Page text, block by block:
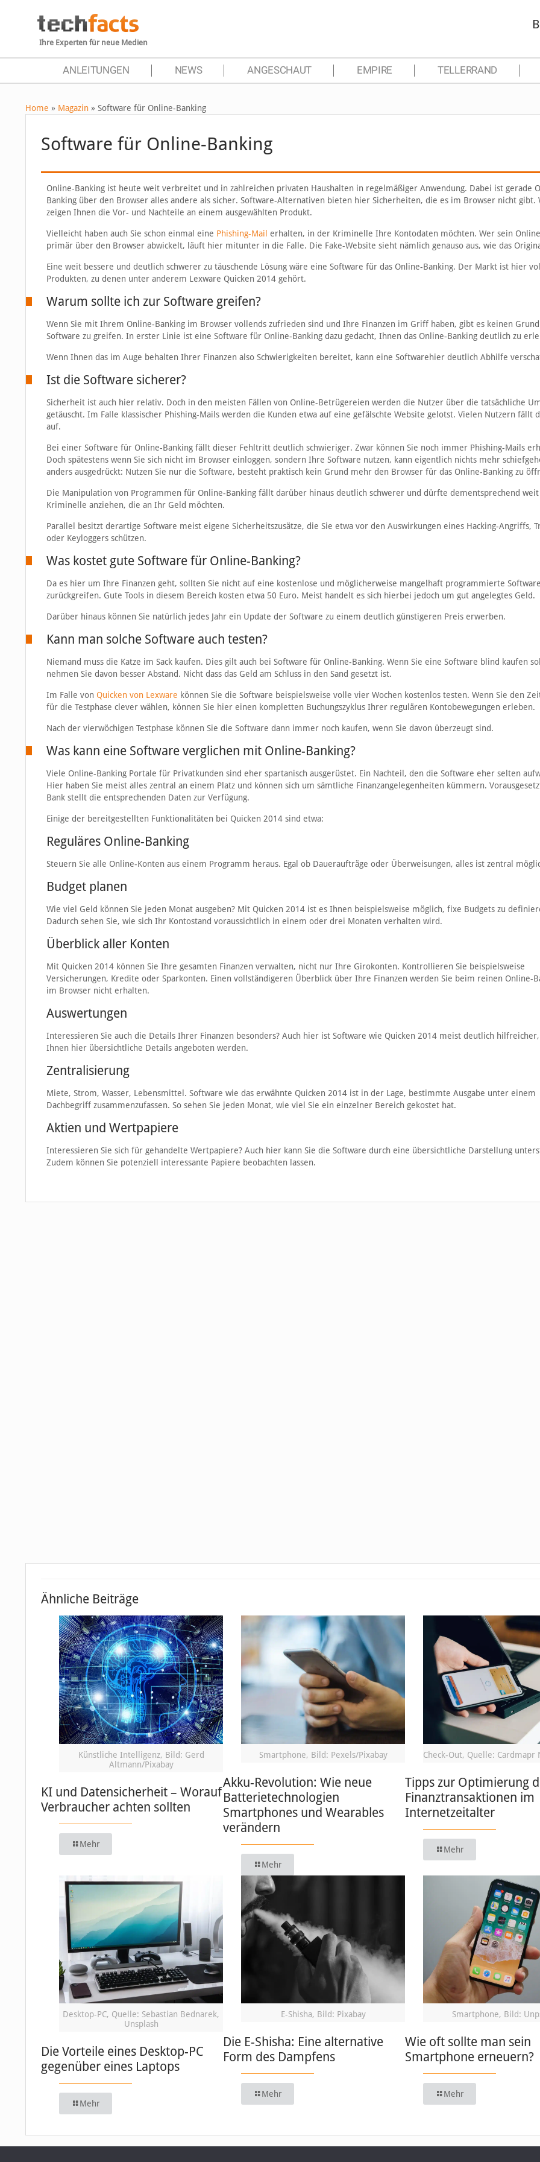
Ihre Experten für neue Medien
ANLEITUNGEN NEWS ANGESCHAUT EMPIRE TELLERRAND
Home » Magazin » Software für Online-Banking
Software für Online-Banking
Online-Banking ist heute weit verbreitet und in zahlreichen privaten Haushalten in regelmäßiger Anwendung. Dabei ist gerade
Banking über den Browser alles andere als sicher. Software-Alternativen bieten hier Sicherheiten, die es im Browser nicht gibt.
zeigen Ihnen die Vor- und Nachteile an einem ausgewählten Produkt.
Vielleicht haben auch Sie schon einmal eine Phishing-Mail erhalten, in der Kriminelle Ihre Kontodaten möchten. Wer sein
primär über den Browser abwickelt, läuft hier mitunter in die Falle. Die Fake-Website sieht nämlich genauso aus, wie das
Eine weit bessere und deutlich schwerer zu täuschende Lösung wäre eine Software für das Online-Banking. Der Markt ist hier
Produkten, zu denen unter anderem Lexware Quicken 2014 gehört.
Warum sollte ich zur Software greifen?
Wenn Sie mit Ihrem Online-Banking im Browser vollends zufrieden sind und Ihre Finanzen im Griff haben, gibt es keinen
Software zu greifen. In erster Linie ist eine Software für Online-Banking dazu gedacht, Ihnen das Online-Banking deutlich zu
Wenn Ihnen das im Auge behalten Ihrer Finanzen also Schwierigkeiten bereitet, kann eine Softwarehier deutlich Abhilfe
Ist die Software sicherer?
Sicherheit ist auch hier relativ. Doch in den meisten Fällen von Online-Betrügereien werden die Nutzer über die tatsächliche
getäuscht. Im Falle klassischer Phishing-Mails werden die Kunden etwa auf eine gefälschte Website gelotst. Vielen Nutzern fällt
auf.
Bei einer Software für Online-Banking fällt dieser Fehltritt deutlich schwieriger. Zwar können Sie noch immer Phishing-Mails
Doch spätestens wenn Sie sich nicht im Browser einloggen, sondern Ihre Software nutzen, kann eigentlich nichts mehr
anders ausgedrückt: Nutzen Sie nur die Software, besteht praktisch kein Grund mehr den Browser für das Online-Banking zu
Die Manipulation von Programmen für Online-Banking fällt darüber hinaus deutlich schwerer und dürfte dementsprechend
Kriminelle anziehen, die an Ihr Geld möchten.
Parallel besitzt derartige Software meist eigene Sicherheitszusätze, die Sie etwa vor den Auswirkungen eines Hacking-Angriffs,
oder Keyloggers schützen.
Was kostet gute Software für Online-Banking?
Da es hier um Ihre Finanzen geht, sollten Sie nicht auf eine kostenlose und möglicherweise mangelhaft programmierte Software
zurückgreifen. Gute Tools in diesem Bereich kosten etwa 50 Euro. Meist handelt es sich hierbei jedoch um gut angelegtes Geld.
Darüber hinaus können Sie natürlich jedes Jahr ein Update der Software zu einem deutlich günstigeren Preis erwerben.
Kann man solche Software auch testen?
Niemand muss die Katze im Sack kaufen. Dies gilt auch bei Software für Online-Banking. Wenn Sie eine Software blind kaufen
nehmen Sie davon besser Abstand. Nicht dass das Geld am Schluss in den Sand gesetzt ist.
Im Falle von Quicken von Lexware können Sie die Software beispielsweise volle vier Wochen kostenlos testen. Wenn Sie den
für die Testphase clever wählen, können Sie hier einen kompletten Buchungszyklus Ihrer regulären Kontobewegungen erleben.
Nach der vierwöchigen Testphase können Sie die Software dann immer noch kaufen, wenn Sie davon überzeugt sind.
Was kann eine Software verglichen mit Online-Banking?
Viele Online-Banking Portale für Privatkunden sind eher spartanisch ausgerüstet. Ein Nachteil, den die Software eher selten
Hier haben Sie meist alles zentral an einem Platz und können sich um sämtliche Finanzangelegenheiten kümmern.
Bank stellt die entsprechenden Daten zur Verfügung.
Einige der bereitgestellten Funktionalitäten bei Quicken 2014 sind etwa:
Reguläres Online-Banking
Steuern Sie alle Online-Konten aus einem Programm heraus. Egal ob Daueraufträge oder Überweisungen, alles ist zentral
Budget planen
Wie viel Geld können Sie jeden Monat ausgeben? Mit Quicken 2014 ist es Ihnen beispielsweise möglich, fixe Budgets zu
Dadurch sehen Sie, wie sich Ihr Kontostand voraussichtlich in einem oder drei Monaten verhalten wird.
Überblick aller Konten
Mit Quicken 2014 können Sie Ihre gesamten Finanzen verwalten, nicht nur Ihre Girokonten. Kontrollieren Sie beispielsweise
Versicherungen, Kredite oder Sparkonten. Einen vollständigeren Überblick über Ihre Finanzen werden Sie beim reinen Online-
im Browser nicht erhalten.
Auswertungen
Interessieren Sie auch die Details Ihrer Finanzen besonders? Auch hier ist Software wie Quicken 2014 meist deutlich
Ihnen hier übersichtliche Details angeboten werden.
Zentralisierung
Miete, Strom, Wasser, Lebensmittel. Software wie das erwähnte Quicken 2014 ist in der Lage, bestimmte Ausgabe unter einem
Dachbegriff zusammenzufassen. So sehen Sie jeden Monat, wie viel Sie ein einzelner Bereich gekostet hat.
Aktien und Wertpapiere
Interessieren Sie sich für gehandelte Wertpapiere? Auch hier kann Sie die Software durch eine übersichtliche Darstellung
Zudem können Sie potenziell interessante Papiere beobachten lassen.
Ähnliche Beiträge
Künstliche Intelligenz, Bild: Gerd
Altmann/Pixabay
KI und Datensicherheit – Worauf
Verbraucher achten sollten
Mehr
Smartphone, Bild: Pexels/Pixabay
Akku-Revolution: Wie neue
Batterietechnologien
Smartphones und Wearables
verändern
Mehr
Check-Out, Quelle: Cardmapr
Tipps zur Optimierung
Finanztransaktionen im
Internetzeitalter
Mehr
Desktop-PC, Quelle: Sebastian Bednarek,
Unsplash
Die Vorteile eines Desktop-PC
gegenüber eines Laptops
Mehr
E-Shisha, Bild: Pixabay
Die E-Shisha: Eine alternative
Form des Dampfens
Mehr
Smartphone, Bild:
Wie oft sollte man sein
Smartphone erneuern?
Mehr